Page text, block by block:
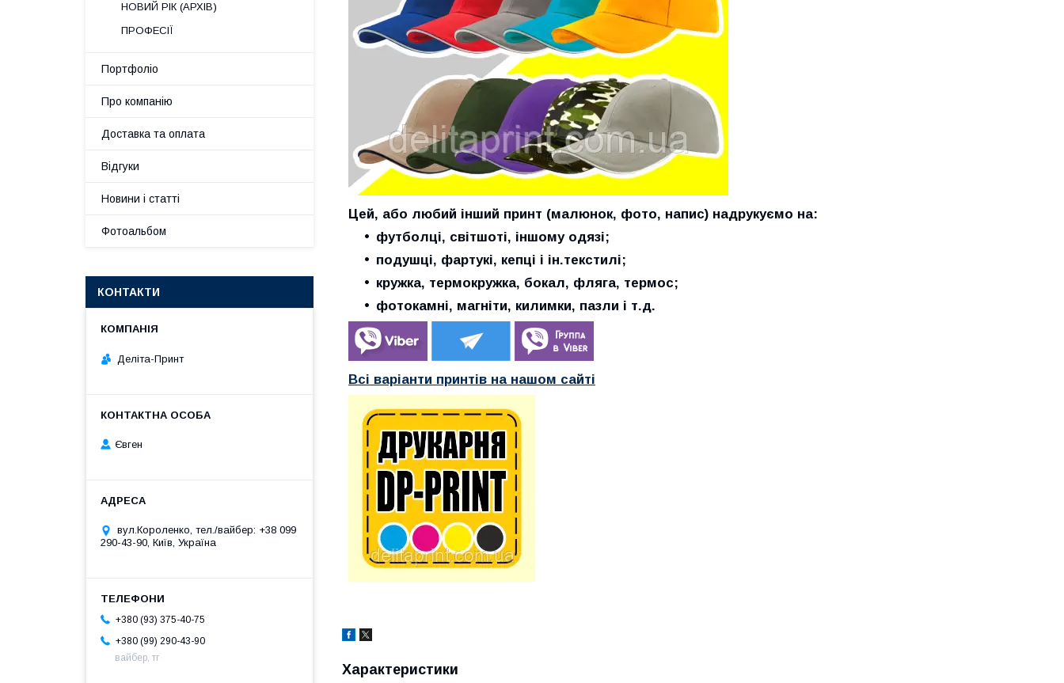
Цей, або любий інший принт (малюнок, фото, напис) надрукуємо на:
футболці, світшоті, іншому одязі;
подушці, фартукі, кепці і ін.текстилі;
кружка, термокружка, бокал, фляга, термос;
фотокамні, магніти, килимки, пазли і т.д.
Всі варіанти принтів на нашом сайті
Характеристики
НОВИЙ РІК (АРХІВ)
ПРОФЕСІЇ
Портфоліо
Про компанію
Доставка та оплата
Відгуки
Новини і статті
Фотоальбом
КОНТАКТИ
Деліта-Принт
Євген
вул.Короленко, тел./вайбер: +38 099
290-43-90, Київ, Україна
+380 (93) 375-40-75
+380 (99) 290-43-90
вайбер, тг